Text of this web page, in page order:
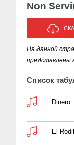
Non
На данной
представлены
Список
Dinero
El